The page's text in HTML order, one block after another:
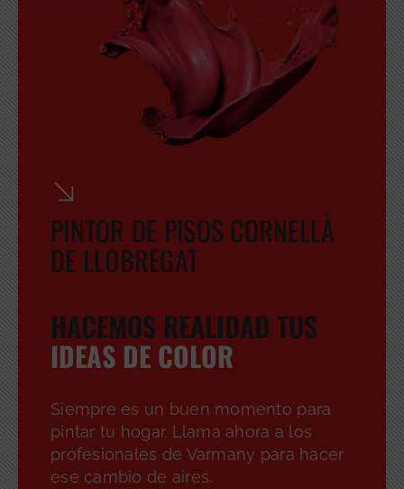
PINTOR DE PISOS CORNELLÀ
DE LLOBREGAT
HACEMOS REALIDAD TUS
IDEAS DE COLOR
Siempre es un buen momento para
pintar tu hogar. Llama ahora a los
profesionales de Varmany para hacer
ese cambio de aires.